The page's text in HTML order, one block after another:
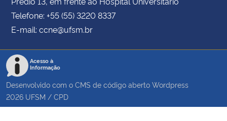
Telefone: +55 (55) 3220 8337
E-mail: ccne@ufsm.br
Acesso à
Informação
Desenvolvido com o CMS de código aberto Wordpress
2026 UFSM / CPD